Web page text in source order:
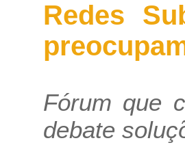
Redes
Fórum que
debate